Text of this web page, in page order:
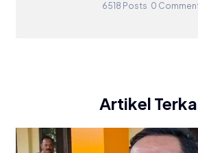
6518 Posts 0
Artikel